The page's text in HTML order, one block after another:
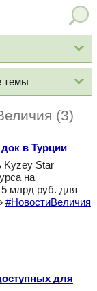
темы
(3)
в Турции
Kyzey Star
на
5 млрд руб. для
#НовостиВеличия
для